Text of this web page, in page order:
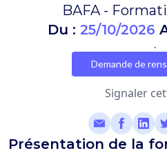
BAFA -
Du : 25/10/2026
.
Demande de
Signaler
Présentation de la